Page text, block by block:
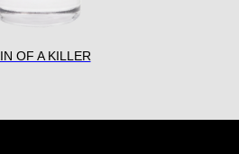
OF A KILLER